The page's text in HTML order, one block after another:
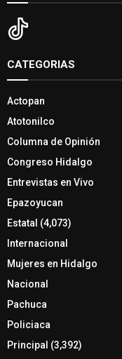
CATEGORIAS
Actopan
Atotonilco
Columna de Opinión
Congreso Hidalgo
Entrevistas en Vivo
Epazoyucan
Estatal (4,073)
Internacional
Mujeres en Hidalgo
Nacional
Pachuca
Policiaca
Principal (3,392)